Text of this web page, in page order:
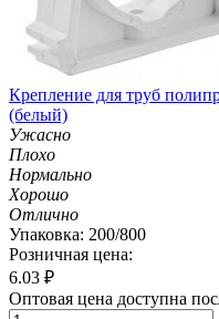
Крепление для труб
(белый)
Ужасно
Плохо
Нормально
Хорошо
Отлично
Упаковка: 200/800
Розничная цена:
6.03 ₽
Оптовая цена доступна